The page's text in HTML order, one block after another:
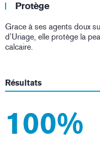
Protège
Grace à ses agents doux
d’Uriage, elle protège la
calcaire.
Résultats
100%